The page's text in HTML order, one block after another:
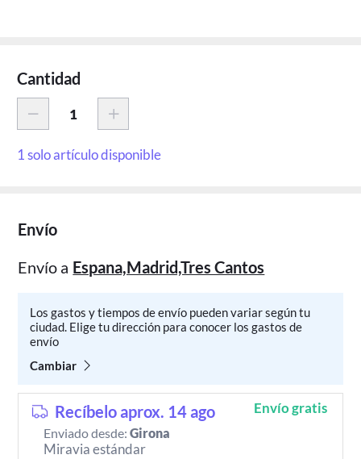
Cantidad
1 solo artículo disponible
Envío
Envío a Espana,Madrid,Tres Cantos
Los gastos y tiempos de envío pueden variar según tu
ciudad. Elige tu dirección para conocer los gastos de
envío
Cambiar
Recíbelo aprox. 14 ago Envío gratis
Enviado desde:Girona
Miravia estándar